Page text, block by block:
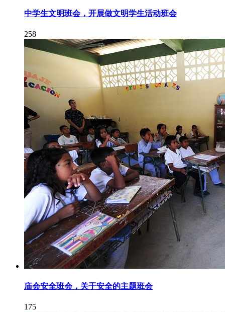
中学生文明班会，开展做文明学生活动班会
258
庙会安全班会，关于安全的主题班会
175